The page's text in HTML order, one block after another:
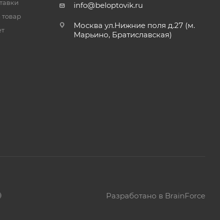
товар
info@beloptovik.ru
Москва ул.Нижние поля д.27 (м.
Марьино, Братиславская)
Разработано в BrainForce